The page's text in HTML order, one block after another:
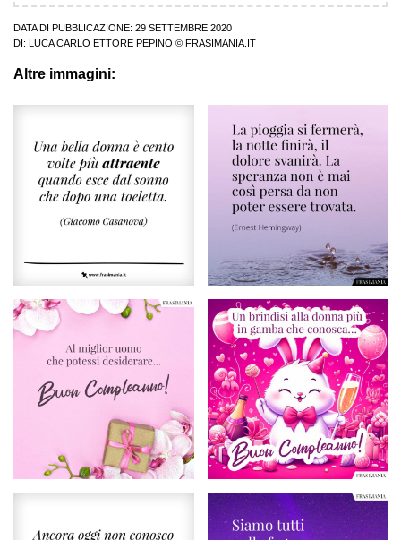
DATA DI PUBBLICAZIONE: 29 SETTEMBRE 2020
DI:
LUCA CARLO ETTORE PEPINO © FRASIMANIA.IT
Altre immagini: